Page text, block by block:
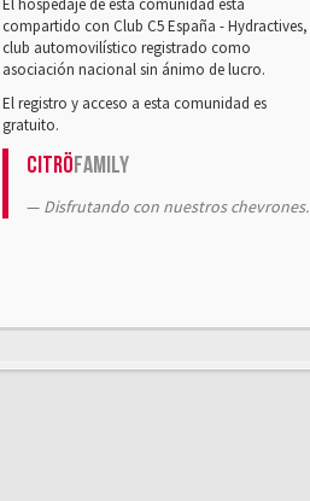
El hospedaje de esta comunidad está
compartido con Club C5 España - Hydractives,
club automovilístico registrado como
asociación nacional sin ánimo de lucro.
El registro y acceso a esta comunidad es
gratuito.
CitröFamily
Disfrutando con nuestros chevrones.